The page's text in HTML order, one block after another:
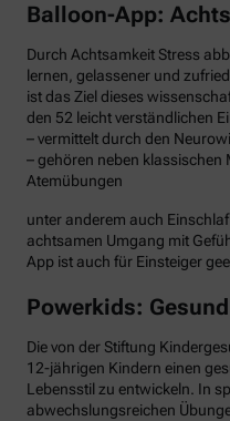
Balloon-App:
Durch Achtsamkeit Stress
lernen, gelassener und
ist das Ziel dieses
den 52 leicht verständlichen
– vermittelt durch den
– gehören neben
Atemübungen
unter anderem auch
achtsamen Umgang mit
App ist auch für Einsteiger
Powerkids:
Die von der Stiftung
12-jährigen Kindern einen
Lebensstil zu entwickeln. In
abwechslungsreichen